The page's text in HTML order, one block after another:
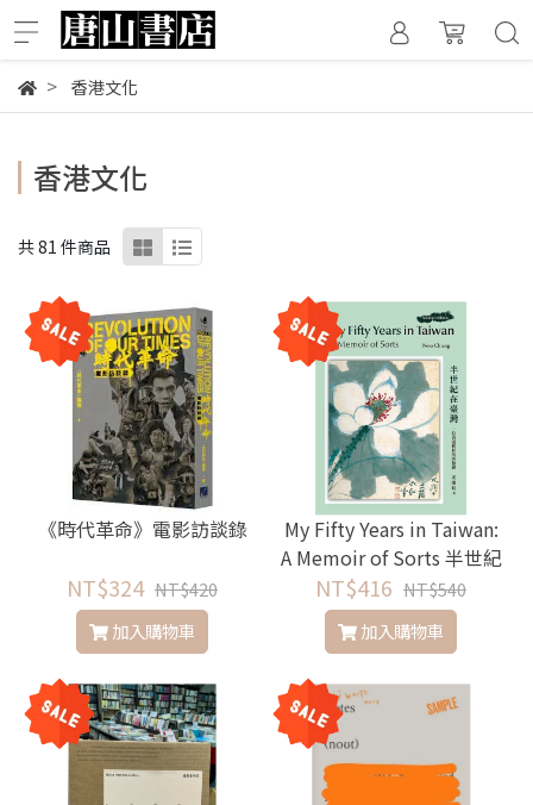
香港文化
香港文化
共 81 件商品
《時代革命》電影訪談錄
NT$324 NT$420
加入購物車
My Fifty Years in Taiwan:
A Memoir of Sorts 半世紀
在臺灣：一位香港移民的
回憶錄（再版）
NT$416 NT$540
加入購物車